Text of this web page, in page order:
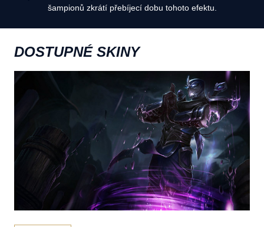
šampionů zkrátí přebíjecí dobu tohoto efektu.
DOSTUPNÉ SKINY